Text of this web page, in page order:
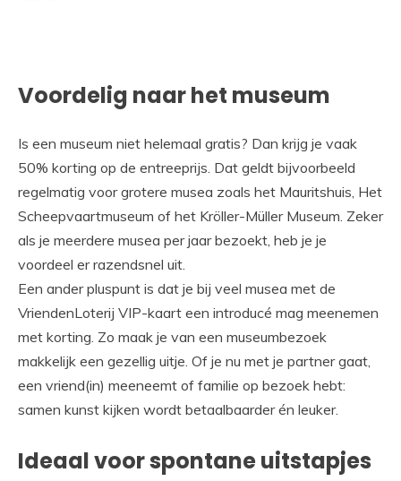
Voordelig naar het museum
Is een museum niet helemaal gratis? Dan krijg je vaak
50% korting op de entreeprijs. Dat geldt bijvoorbeeld
regelmatig voor grotere musea zoals het Mauritshuis, Het
Scheepvaartmuseum of het Kröller-Müller Museum. Zeker
als je meerdere musea per jaar bezoekt, heb je je
voordeel er razendsnel uit.
Een ander pluspunt is dat je bij veel musea met de
VriendenLoterij VIP-kaart een introducé mag meenemen
met korting. Zo maak je van een museumbezoek
makkelijk een gezellig uitje. Of je nu met je partner gaat,
een vriend(in) meeneemt of familie op bezoek hebt:
samen kunst kijken wordt betaalbaarder én leuker.
Ideaal voor spontane uitstapjes